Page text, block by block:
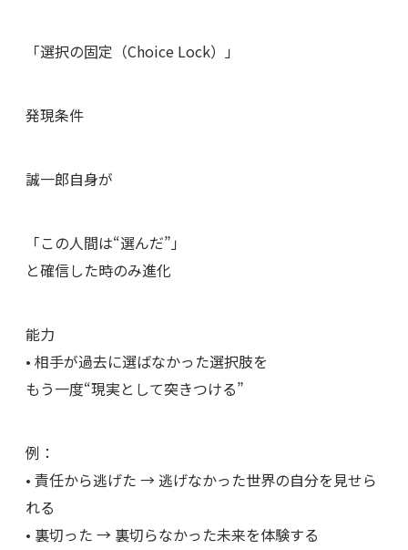
「選択の固定（Choice Lock）」
発現条件
誠一郎自身が
「この人間は“選んだ”」
と確信した時のみ進化
能力
• 相手が過去に選ばなかった選択肢を
もう一度“現実として突きつける”
例：
• 責任から逃げた → 逃げなかった世界の自分を見せら
れる
• 裏切った → 裏切らなかった未来を体験する